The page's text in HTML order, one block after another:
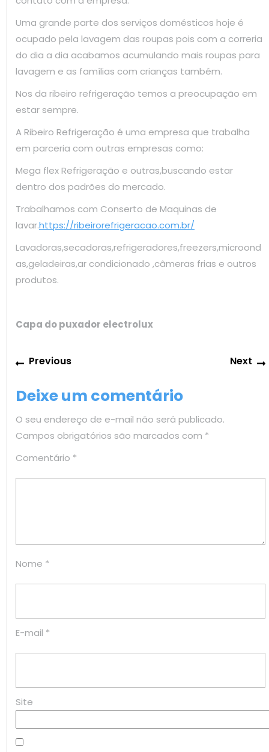
Uma grande parte dos serviços domésticos hoje é
ocupado pela lavagem das roupas pois com a correria
do dia a dia acabamos acumulando mais roupas para
lavagem e as famílias com crianças também.
Nos da ribeiro refrigeração temos a preocupação em
estar sempre.
A Ribeiro Refrigeração é uma empresa que trabalha
em parceria com outras empresas como:
Mega flex Refrigeração e outras,buscando estar
dentro dos padrões do mercado.
Trabalhamos com Conserto de Maquinas de
lavar.https://ribeirorefrigeracao.com.br/
Lavadoras,secadoras,refrigeradores,freezers,microond
as,geladeiras,ar condicionado ,câmeras frias e outros
produtos.
Capa do puxador electrolux
Navegação
de
Post
PreviousPrevious
Next
Deixe um comentário
O seu endereço de e-mail não será publicado.
Campos obrigatórios são marcados com *
Comentário *
Nome *
E-mail *
Site